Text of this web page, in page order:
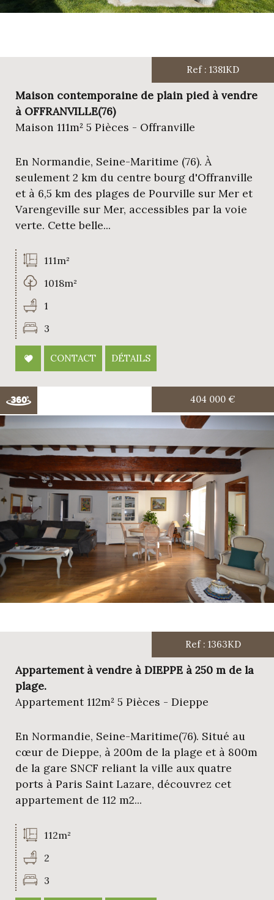
Ref : 1381KD
Maison contemporaine de plain pied à vendre
à OFFRANVILLE(76)
Maison 111m² 5 Pièces - Offranville
En Normandie, Seine-Maritime (76). À
seulement 2 km du centre bourg d'Offranville
et à 6,5 km des plages de Pourville sur Mer et
Varengeville sur Mer, accessibles par la voie
verte. Cette belle...
111m²
1018m²
1
3
CONTACT DÉTAILS
404 000 €
Ref : 1363KD
Appartement à vendre à DIEPPE à 250 m de la
plage.
Appartement 112m² 5 Pièces - Dieppe
En Normandie, Seine-Maritime(76). Situé au
cœur de Dieppe, à 200m de la plage et à 800m
de la gare SNCF reliant la ville aux quatre
ports à Paris Saint Lazare, découvrez cet
appartement de 112 m2...
112m²
2
3